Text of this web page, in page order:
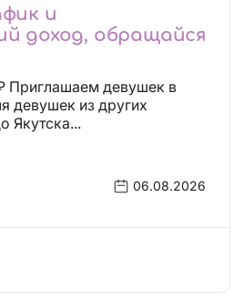
и
доход, обращайся
Якутска...
06.08.2026